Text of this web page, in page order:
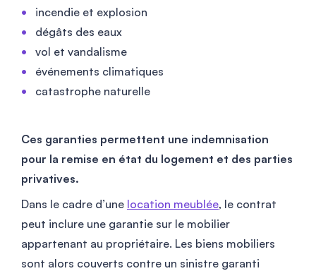
incendie et explosion
dégâts des eaux
vol et vandalisme
événements climatiques
catastrophe naturelle
Ces garanties permettent une indemnisation
pour la remise en état du logement et des parties
privatives.
Dans le cadre d’une location meublée, le contrat
peut inclure une garantie sur le mobilier
appartenant au propriétaire. Les biens mobiliers
sont alors couverts contre un sinistre garanti